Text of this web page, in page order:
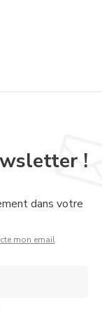
!
dans votre
mon email